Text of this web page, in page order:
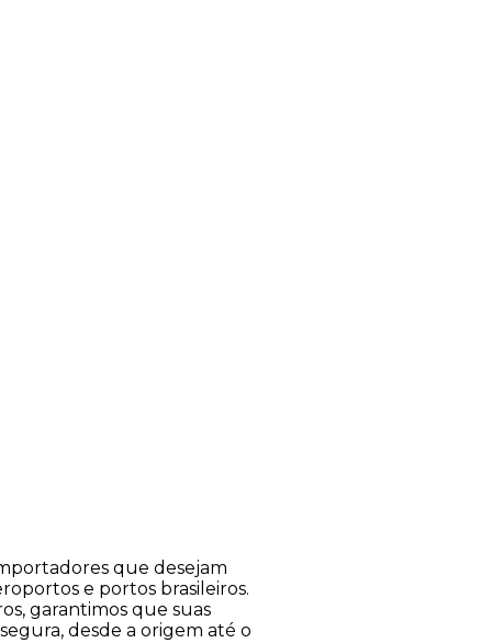
que desejam
e portos brasileiros.
garantimos que suas
desde a origem até o